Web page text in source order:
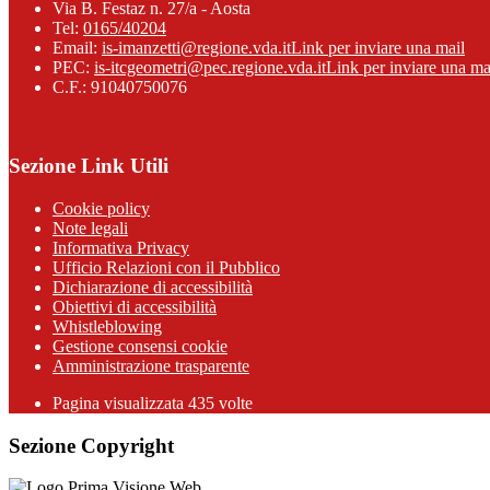
Via B. Festaz n. 27/a - Aosta
Tel: 0165/40204
Email: is-imanzetti@regione.vda.itLink per inviare una mail
PEC: is-itcgeometri@pec.regione.vda.itLink per inviare una
C.F.: 91040750076
Sezione Link Utili
Cookie policy
Note legali
Informativa Privacy
Ufficio Relazioni con il Pubblico
Dichiarazione di accessibilità
Obiettivi di accessibilità
Whistleblowing
Gestione consensi cookie
Amministrazione trasparente
Pagina visualizzata 435 volte
Sezione Copyright